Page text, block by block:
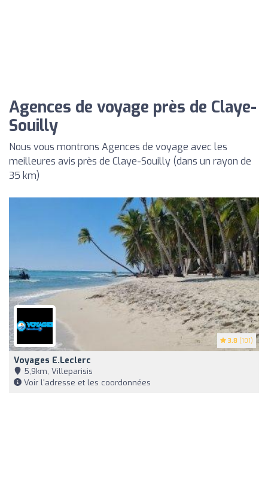
Agences de voyage près de Claye-
Souilly
Nous vous montrons Agences de voyage avec les
meilleures avis près de Claye-Souilly (dans un rayon de
35 km)
3.8 (101)
Voyages E.Leclerc
5,9km, Villeparisis
Voir l'adresse et les coordonnées